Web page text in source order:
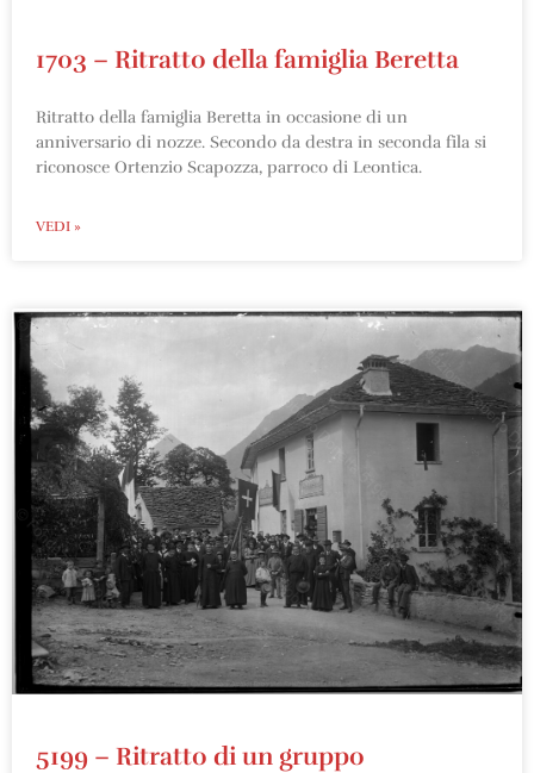
1703 – Ritratto della famiglia Beretta
Ritratto della famiglia Beretta in occasione di un
anniversario di nozze. Secondo da destra in seconda fila si
riconosce Ortenzio Scapozza, parroco di Leontica.
VEDI »
5199 – Ritratto di un gruppo